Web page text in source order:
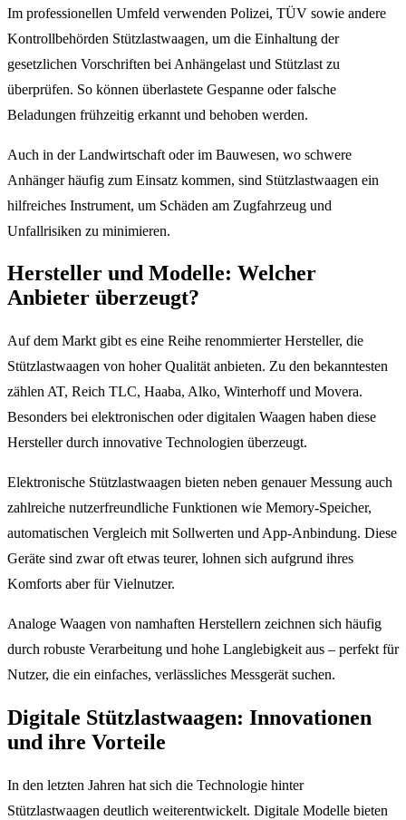
Im professionellen Umfeld verwenden Polizei, TÜV sowie andere
Kontrollbehörden Stützlastwaagen, um die Einhaltung der
gesetzlichen Vorschriften bei Anhängelast und Stützlast zu
überprüfen. So können überlastete Gespanne oder falsche
Beladungen frühzeitig erkannt und behoben werden.
Auch in der Landwirtschaft oder im Bauwesen, wo schwere
Anhänger häufig zum Einsatz kommen, sind Stützlastwaagen ein
hilfreiches Instrument, um Schäden am Zugfahrzeug und
Unfallrisiken zu minimieren.
Hersteller und Modelle: Welcher
Anbieter überzeugt?
Auf dem Markt gibt es eine Reihe renommierter Hersteller, die
Stützlastwaagen von hoher Qualität anbieten. Zu den bekanntesten
zählen AT, Reich TLC, Haaba, Alko, Winterhoff und Movera.
Besonders bei elektronischen oder digitalen Waagen haben diese
Hersteller durch innovative Technologien überzeugt.
Elektronische Stützlastwaagen bieten neben genauer Messung auch
zahlreiche nutzerfreundliche Funktionen wie Memory-Speicher,
automatischen Vergleich mit Sollwerten und App-Anbindung. Diese
Geräte sind zwar oft etwas teurer, lohnen sich aufgrund ihres
Komforts aber für Vielnutzer.
Analoge Waagen von namhaften Herstellern zeichnen sich häufig
durch robuste Verarbeitung und hohe Langlebigkeit aus – perfekt für
Nutzer, die ein einfaches, verlässliches Messgerät suchen.
Digitale Stützlastwaagen: Innovationen
und ihre Vorteile
In den letzten Jahren hat sich die Technologie hinter
Stützlastwaagen deutlich weiterentwickelt. Digitale Modelle bieten